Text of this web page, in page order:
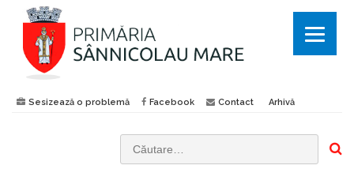
Sesizează o problemă Facebook Contact Arhivă